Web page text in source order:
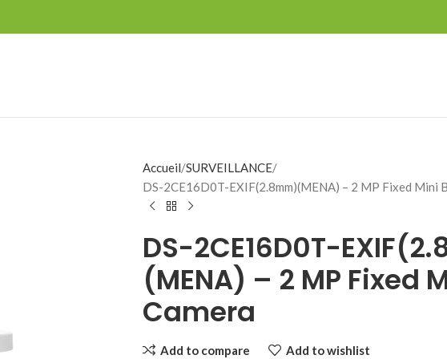
Accueil SURVEILLANCE
DS-2CE16D0T-EXIF(2.8mm)(MENA) – 2 MP Fixed Mini
DS-2CE16D0T-
(MENA) – 2 MP Fixed
Camera
Add to compare Add to wishlist